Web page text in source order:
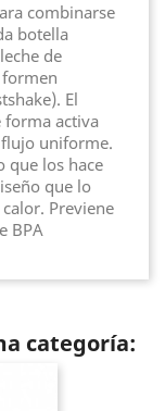
combinarse
botella
de
El
forma activa
uniforme.
que los hace
que lo
Previene
BPA
categoría: